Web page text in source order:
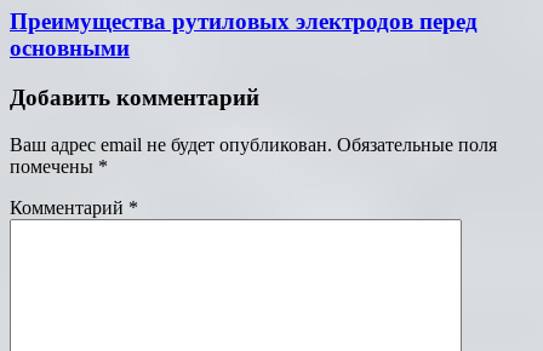
Преимущества рутиловых электродов перед
основными
Добавить комментарий
Ваш адрес email не будет опубликован. Обязательные поля
помечены *
Комментарий *